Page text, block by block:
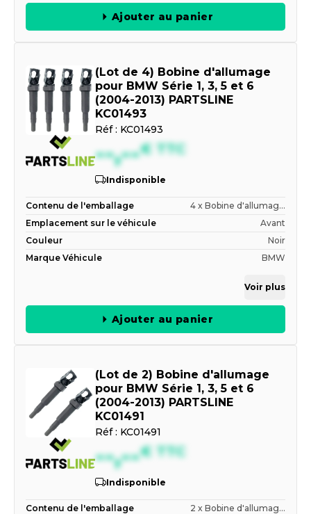
Ajouter au panier
(Lot de 4) Bobine d'allumage
pour BMW Série 1, 3, 5 et 6
(2004-2013) PARTSLINE
KC01493
Réf : KC01493
--,--€ TTC
Indisponible
Contenu de l'emballage
4 x Bobine d'allumag...
Emplacement sur le véhicule
Avant
Couleur
Noir
Marque Véhicule
BMW
Voir plus
Ajouter au panier
(Lot de 2) Bobine d'allumage
pour BMW Série 1, 3, 5 et 6
(2004-2013) PARTSLINE
KC01491
Réf : KC01491
--,--€ TTC
Indisponible
Contenu de l'emballage
2 x Bobine d'allumag...